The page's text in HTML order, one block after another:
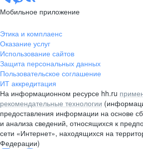
Мобильное приложение
Этика и комплаенс
Оказание услуг
Использование сайтов
Защита персональных данных
Пользовательское соглашение
ИТ аккредитация
На информационном ресурсе hh.ru
рекомендательные технологии
предоставления информации на основе
и анализа сведений, относящихся к
сети «Интернет», находящихся на
Федерации)